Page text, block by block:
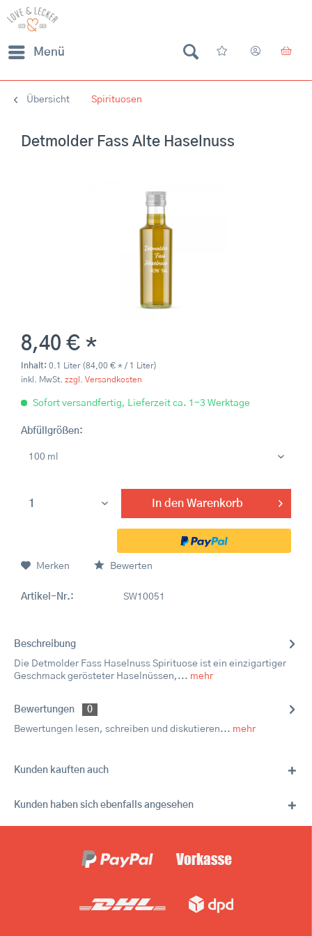
Menü
Übersicht Spirituosen
Detmolder Fass Alte Haselnuss
8,40 € *
Inhalt: 0.1 Liter (84,00 € * / 1 Liter)
inkl. MwSt. zzgl. Versandkosten
Sofort versandfertig, Lieferzeit ca. 1-3 Werktage
Abfüllgrößen:
In den Warenkorb
Merken Bewerten
Artikel-Nr.: SW10051
Beschreibung
Die Detmolder Fass Haselnuss Spirituose ist ein einzigartiger
Geschmack gerösteter Haselnüssen,... mehr
Bewertungen
0
Bewertungen lesen, schreiben und diskutieren... mehr
Kunden kauften auch
Kunden haben sich ebenfalls angesehen